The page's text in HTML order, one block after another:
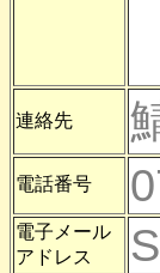
連絡先
電話番号
電子メール
アドレス